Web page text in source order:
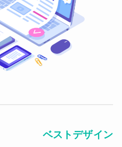
ベストデザイン